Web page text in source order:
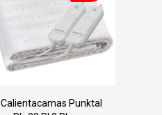
Calientacamas Punktal